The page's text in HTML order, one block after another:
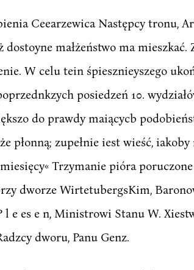
Ceearzewica Następcy tronu,
małżeństwo ma
W celu tein śpiesznieyszego
posiedzeń 10.
do prawdy maiącycb
płonną; zupełnie iest wieść,
Trzymanie pióra
dworze WirtetubergsKim,
e es e n, Ministrowi Stanu W.
dworu, Panu Genz.